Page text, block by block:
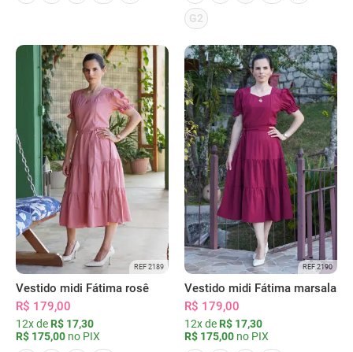
G2
REF 2189
Vestido midi Fátima rosê
R$ 179,00
12x de R$ 17,30
R$ 175,00 no PIX
REF 2190
Vestido midi Fátima marsala
R$ 179,00
12x de R$ 17,30
R$ 175,00 no PIX